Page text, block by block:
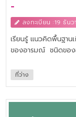
-
ลงทะเบียน :19 ธัน
เรียนรู้ แนวคิดพื้นฐาน
ของอารมณ์ ชนิดของ
อารมณ์ อิทธิพลของอา
อารมณ์ที่สำคัญ และจั
ที่ว่าง